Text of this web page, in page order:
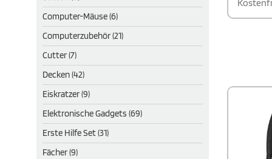
Computer-Mäuse (6)
Computerzubehör (21)
Cutter (7)
Decken (42)
Eiskratzer (9)
Elektronische Gadgets (69)
Erste Hilfe Set (31)
Fächer (9)
und